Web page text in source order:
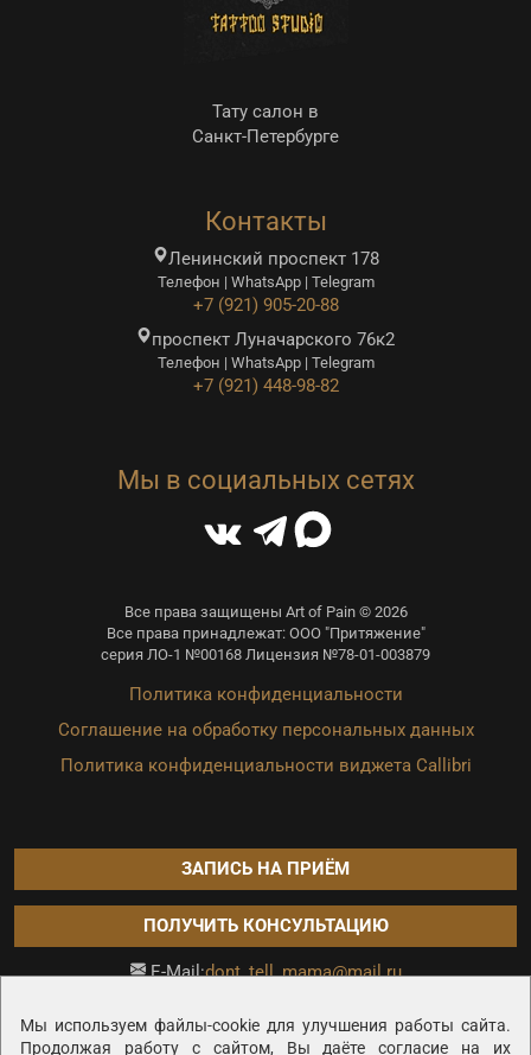
Мы используем файлы-cookie для улучшения работы сайта.
Продолжая работу с сайтом, Вы даёте согласие на их
Тату салон в
Санкт-Петербурге
Контакты
Ленинский проспект 178
Телефон | WhatsApp | Telegram
+7 (921) 905-20-88
проспект Луначарского 76к2
Телефон | WhatsApp | Telegram
+7 (921) 448-98-82
Мы в социальных сетях
Все права защищены Art of Pain © 2026
Все права принадлежат: ООО "Притяжение"
серия ЛО-1 №00168 Лицензия №78-01-003879
Политика конфиденциальности
Соглашение на обработку персональных данных
Политика конфиденциальности виджета Callibri
ЗАПИСЬ НА ПРИЁМ
ПОЛУЧИТЬ КОНСУЛЬТАЦИЮ
E-Mail:dont_tell_mama@mail.ru